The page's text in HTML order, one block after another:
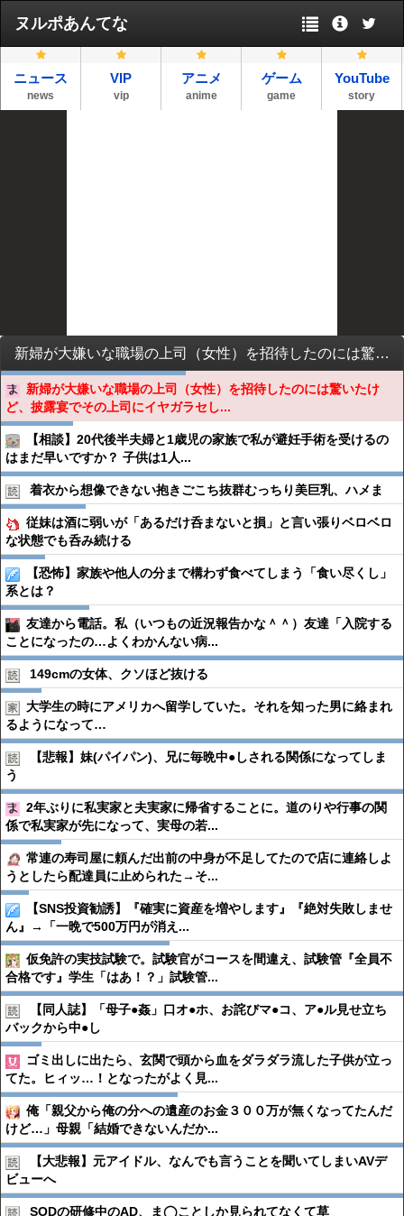
ヌルポあんてな
ニュース
news
VIP
vip
アニメ
anime
ゲーム
game
YouTube
story
新婦が大嫌いな職場の上司（女性）を招待したのには驚いたけど、披露宴でその上司にイヤガラセしたのには萎えた・・・
新婦が大嫌いな職場の上司（女性）を招待したのには驚いたけ
ど、披露宴でその上司にイヤガラセし...
【相談】20代後半夫婦と1歳児の家族で私が避妊手術を受けるの
はまだ早いですか？ 子供は1人...
着衣から想像できない抱きごこち抜群むっちり美巨乳、ハメま
従妹は酒に弱いが「あるだけ呑まないと損」と言い張りベロベロ
な状態でも呑み続ける
【恐怖】家族や他人の分まで構わず食べてしまう「食い尽くし」
系とは？
友達から電話。私（いつもの近況報告かな＾＾）友達「入院する
ことになったの…よくわかんない病...
149cmの女体、クソほど抜ける
大学生の時にアメリカへ留学していた。それを知った男に絡まれ
るようになって…
【悲報】妹(パイパン)、兄に毎晩中●︎しされる関係になってしま
う
2年ぶりに私実家と夫実家に帰省することに。道のりや行事の関
係で私実家が先になって、実母の若...
常連の寿司屋に頼んだ出前の中身が不足してたので店に連絡しよ
うとしたら配達員に止められた→そ...
【SNS投資勧誘】『確実に資産を増やします』『絶対失敗しませ
ん』→「一晩で500万円が消え...
仮免許の実技試験で。試験官がコースを間違え、試験管『全員不
合格です』学生「はあ！？」試験管...
【同人誌】「母子●︎姦」口オ●︎ホ、お詫びマ●︎コ、ア●︎ル見せ立ち
バックから中●︎し
ゴミ出しに出たら、玄関で頭から血をダラダラ流した子供が立っ
てた。ヒィッ…！となったがよく見...
俺「親父から俺の分への遺産のお金３００万が無くなってたんだ
けど…」母親「結婚できないんだか...
【大悲報】元アイドル、なんでも言うことを聞いてしまいAVデ
ビューへ
SODの研修中のAD、ま◯ことしか見られてなくて草